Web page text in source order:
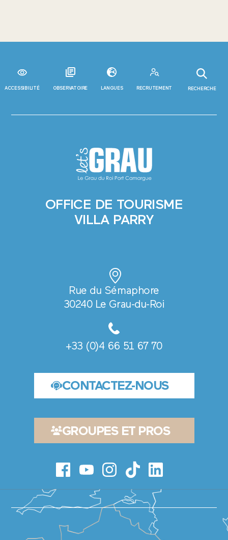
ACCESSIBILITÉ RECRUTEMENT
OBSERVATOIRE LANGUES RECHERCHE
OFFICE DE TOURISME
VILLA PARRY
Rue du Sémaphore
30240 Le Grau-du-Roi
+33 (0)4 66 51 67 70
CONTACTEZ-NOUS
GROUPES ET PROS